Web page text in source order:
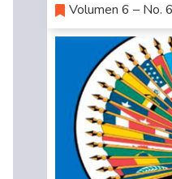
Volumen 6 – No.